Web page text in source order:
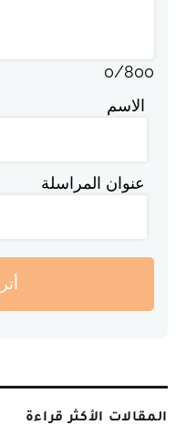
0/800
الاسم
عنوان المراسلة
المقالات الأكثر قراءة